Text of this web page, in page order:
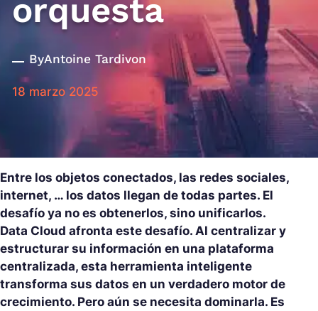
orquesta
ByAntoine Tardivon
18 marzo 2025
Entre los objetos conectados, las redes sociales,
internet, … los datos llegan de todas partes. El
desafío ya no es obtenerlos, sino unificarlos.
Data Cloud afronta este desafío. Al centralizar y
estructurar su información en una plataforma
centralizada, esta herramienta inteligente
transforma sus datos en un verdadero motor de
crecimiento. Pero aún se necesita dominarla. Es